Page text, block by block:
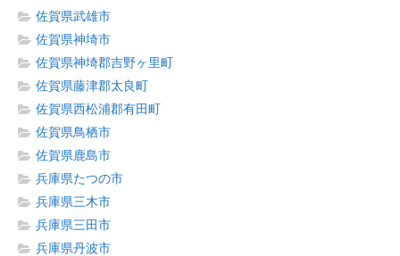
佐賀県武雄市
佐賀県神埼市
佐賀県神埼郡吉野ヶ里町
佐賀県藤津郡太良町
佐賀県西松浦郡有田町
佐賀県鳥栖市
佐賀県鹿島市
兵庫県たつの市
兵庫県三木市
兵庫県三田市
兵庫県丹波市